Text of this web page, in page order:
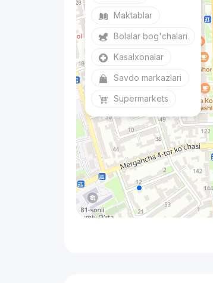
Maktablar
Bolalar bog'chalari
Kasalxonalar
Savdo markazlari
Supermarkets